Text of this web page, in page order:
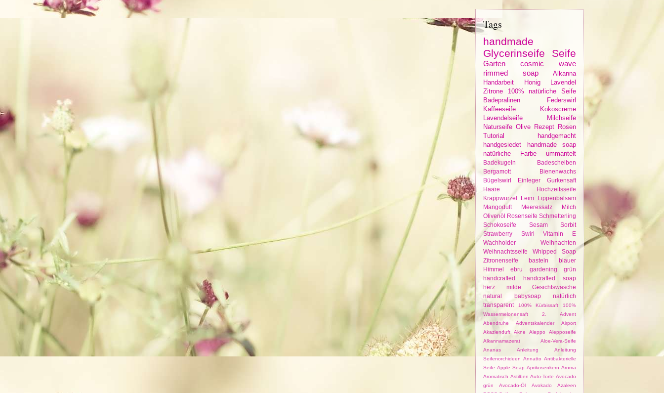
Tags
handmade
Glycerinseife
Seife
Garten
cosmic wave
rimmed soap
Alkanna
Handarbeit
Honig
Lavendel
Zitrone
100% natürliche Seife
Badepralinen
Federswirl
Kaffeeseife
Kokoscreme
Lavendelseife
Milchseife
Naturseife Olive Rezept Rosen
Tutorial
handgemacht
handgesiedet
handmade soap
natürliche Farbe
ummantelt
Badekugeln
Badescheiben
Bergamott
Bienenwachs
Bügelswirl
Einleger
Gurkensaft
Haare
Hochzeitsseife
Krappwurzel
Leim
Lippenbalsam
Mangoduft
Meeressalz
Milch
Olivenöl
Rosenseife Schmetterling
Schokoseife
Sesam
Sorbit
Strawberry
Swirl
Vitamin E
Wachholder
Weihnachten
Weihnachtsseife
Whipped Soap
Zitronenseife
basteln
blauer
Himmel
ebru gardening
grün
handcrafted
handcrafted soap
herz
milde Gesichtswäsche
natural babysoap
natürlich
transparent
100% Kürbissaft
100%
Wassermelonensaft
2. Advent
Abendruhe
Adventskalender
Airport
Akazienduft
Akne Aleppo
Alepposeife
Alkannamazerat
Aloe-Vera-Seife
Ananas
Anleitung
Anleitung
Seifenorchideen Annatto Antibakterielle
Seife Apple Soap Aprikosenkern Aroma
Aromatisch Astilben Auto-Torte Avocado
grün
Avocado-Öl Avokado
Azaleen